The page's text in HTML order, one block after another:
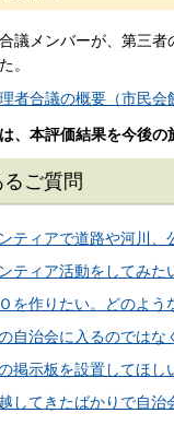
議メンバーが、第三
。
者合議の概要（市民会
、本評価結果を今後の
ご質問
ティアで道路や河川、
ティア活動をしてみた
を作りたい。どのよう
自治会に入るのではな
掲示板を設置してほし
してきたばかりで自治